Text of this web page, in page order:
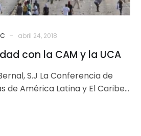
- abril 24, 2018
con la CAM y la UCA
S.J La Conferencia de
de América Latina y El Caribe